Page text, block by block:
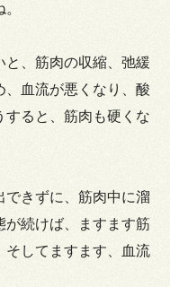
と、筋肉の収縮、弛緩
、血流が悪くなり、酸
ると、筋肉も硬くな
できずに、筋肉中に溜
が続けば、ますます筋
そしてますます、血流